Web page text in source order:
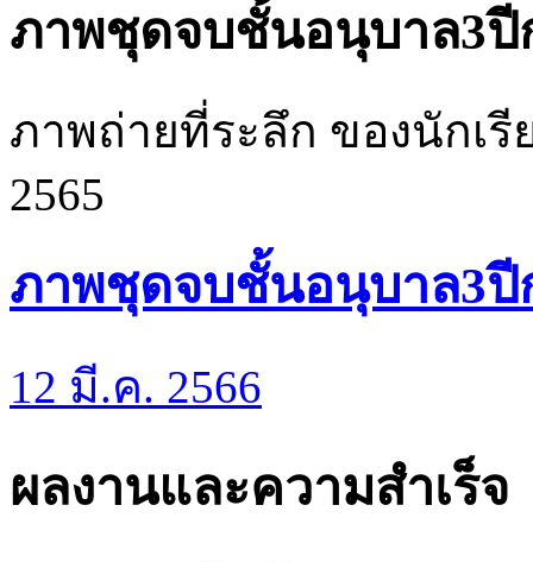
ภาพชุดจบชั้นอนุบาล3ปี
ภาพถ่ายที่ระลึก ของนักเ
2565
ภาพชุดจบชั้นอนุบาล3ปี
12 มี.ค. 2566
ผลงานและความสำเร็จ